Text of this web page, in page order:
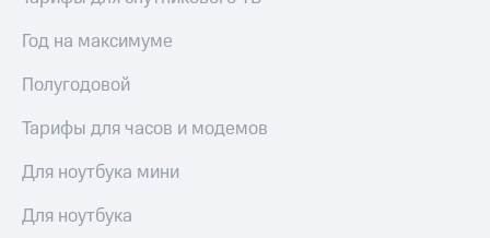
Год на максимуме
Полугодовой
Тарифы для часов и модемов
Для ноутбука мини
Для ноутбука